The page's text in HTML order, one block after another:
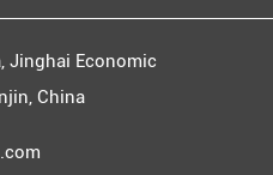
Jinghai Economic
China